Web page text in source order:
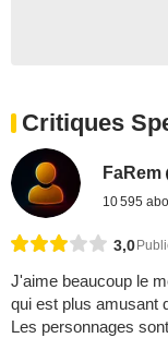
Critiques
FaRem
10 595
3,0
J'aime beaucoup le
qui est plus amusant
Les personnages